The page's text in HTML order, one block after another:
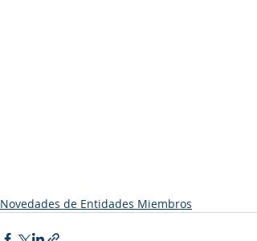
Novedades de Entidades Miembros